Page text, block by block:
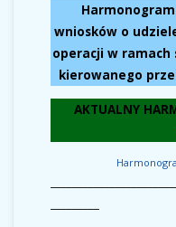
wniosków o
operacji w
kierowanego
AKTUALNY